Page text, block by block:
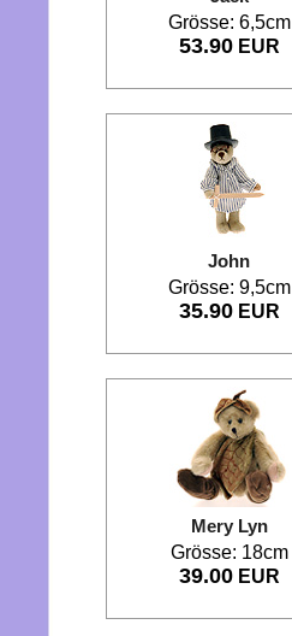
Grösse: 6,5cm
53.90EUR
John
Grösse: 9,5cm
35.90EUR
Mery Lyn
Grösse: 18cm
39.00EUR